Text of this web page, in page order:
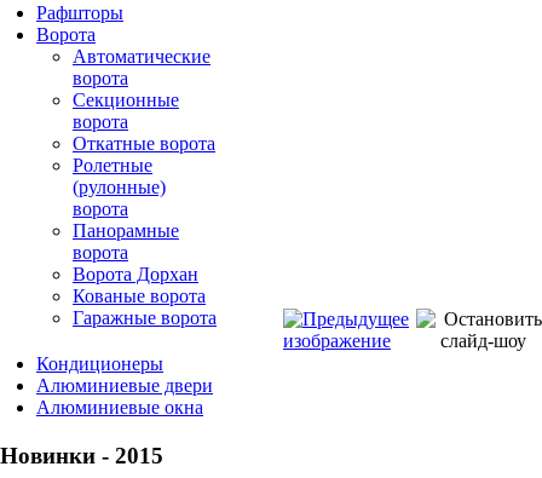
Рафшторы
Ворота
Автоматические
ворота
Секционные
ворота
Откатные ворота
Ролетные
(рулонные)
ворота
Панорамные
ворота
Ворота Дорхан
Кованые ворота
Гаражные ворота
Кондиционеры
Алюминиевые двери
Алюминиевые окна
Новинки - 2015